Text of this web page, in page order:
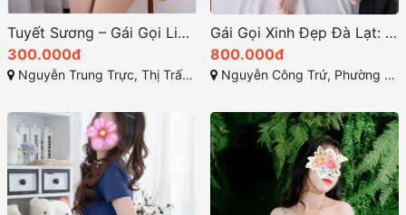
Tuyết Sương – Gái Gọi Liên Nghĩa, Đức Trọng, Lâm Đồng: Mẫu Gái Xinh Tưới Tráng Hồng
300.000đ
Nguyễn Trung Trực, Thị Trấn Liên Nghĩa, Đức Trọng, Lâm Đồng
Gái Gọi Xinh Đẹp Đà Lạt: Tổng Quan Dịch Vụ 18+ Tại TP Tây Nguyên Lâm Đồng
800.000đ
Nguyễn Công Trứ, Phường 2, Bảo Lộc, Lâm Đồng